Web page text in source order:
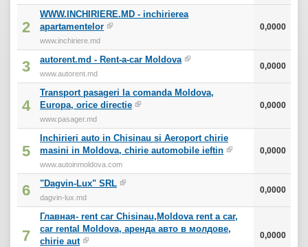
2
WWW.INCHIRIERE.MD - inchirierea
apartamentelor
www.inchiriere.md
0,0000
3 autorent.md - Rent-a-car Moldova
www.autorent.md
0,0000
4
Transport pasageri la comanda Moldova,
Europa, orice directie
www.pasager.md
0,0000
5
Inchirieri auto in Chisinau si Aeroport chirie
masini in Moldova, chirie automobile ieftin
www.autoinmoldova.com
0,0000
6 "Dagvin-Lux" SRL
dagvin-lux.md
0,0000
7
Главная- rent car Chisinau,Moldova rent a car,
car rental Moldova, аренда авто в молдове,
chirie aut
0,0000